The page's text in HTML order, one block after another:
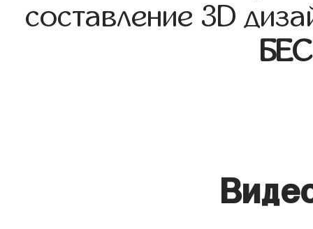
составление 3D